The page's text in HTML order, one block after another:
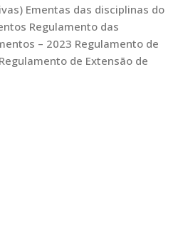
Ementas das disciplinas do
Regulamento das
– 2023 Regulamento de
de Extensão de